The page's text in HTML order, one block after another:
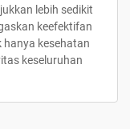
lebih sedikit
keefektifan
kesehatan
keseluruhan